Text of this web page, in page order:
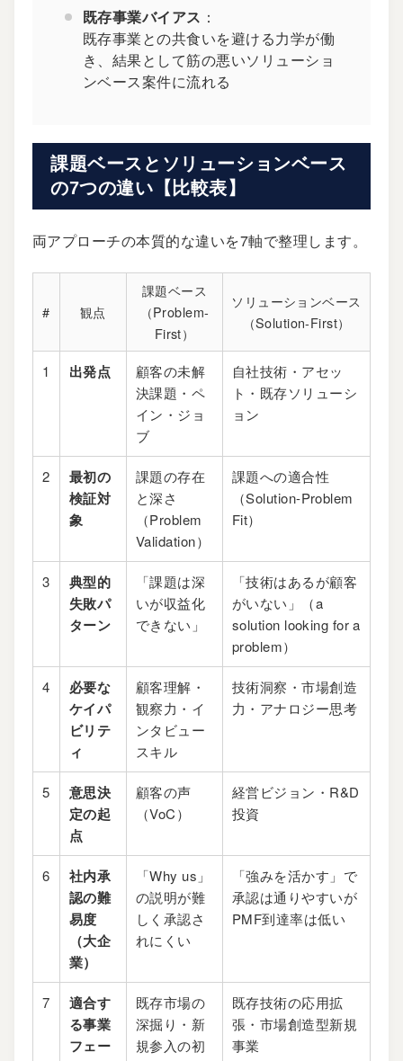
既存事業バイアス ：
既存事業との共食いを避ける力学が働
き、結果として筋の悪いソリューショ
ンベース案件に流れる
課題ベースとソリューションベース
の7つの違い【比較表】
両アプローチの本質的な違いを7軸で整理します。
# 観点
課題ベース
（Problem-
First）
ソリューションベース
（Solution-First）
1 出発点
顧客の未解
決課題・ペ
イン・ジョ
ブ
自社技術・アセッ
ト・既存ソリューシ
ョン
2
最初の
検証対
象
課題の存在
と深さ
（Problem
Validation）
課題への適合性
（Solution-Problem
Fit）
3
典型的
失敗パ
ターン
「課題は深
いが収益化
できない」
「技術はあるが顧客
がいない」（a
solution looking for a
problem）
4
必要な
ケイパ
ビリテ
ィ
顧客理解・
観察力・イ
ンタビュー
スキル
技術洞察・市場創造
力・ アナロジー思考
5
意思決
定の起
点
顧客の声
（VoC）
経営ビジョン・R&D
投資
6
社内承
認の難
易度
（大企
業）
「Why us」
の説明が難
しく承認さ
れにくい
「強みを活かす」で
承認は通りやすいが
PMF到達率は低い
7
適合す
る事業
フェー
既存市場の
深掘り・新
規参入の初
既存技術の応用拡
張・市場創造型新規
事業